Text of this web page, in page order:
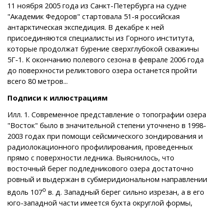
11 ноября 2005 года из Санкт-Петербурга на судне
"Академик Федоров" стартовала 51-я российская
антарктическая экспедиция. В декабре к ней
присоединяются специалисты из Горного института,
которые продолжат бурение сверхглубокой скважины
5Г-1. К окончанию полевого сезона в феврале 2006 года
до поверхности реликтового озера останется пройти
всего 80 метров...
Подписи к иллюстрациям
Илл. 1. Современное представление о топографии озера
"Восток" было в значительной степени уточнено в 1998-
2003 годах при помощи сейсмического зондирования и
радиолокационного профилирования, проведенных
прямо с поверхности ледника. Выяснилось, что
восточный берег подледникового озера достаточно
ровный и выдержан в субмеридиональном направлении
вдоль 107о в. д. Западный берег сильно изрезан, а в его
юго-западной части имеется бухта округлой формы,